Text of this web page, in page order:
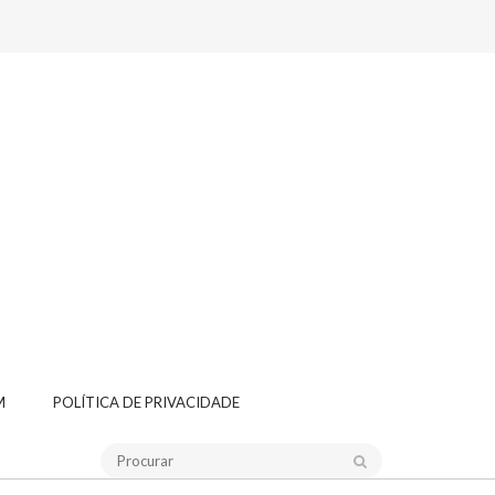
POLÍTICA DE PRIVACIDADE